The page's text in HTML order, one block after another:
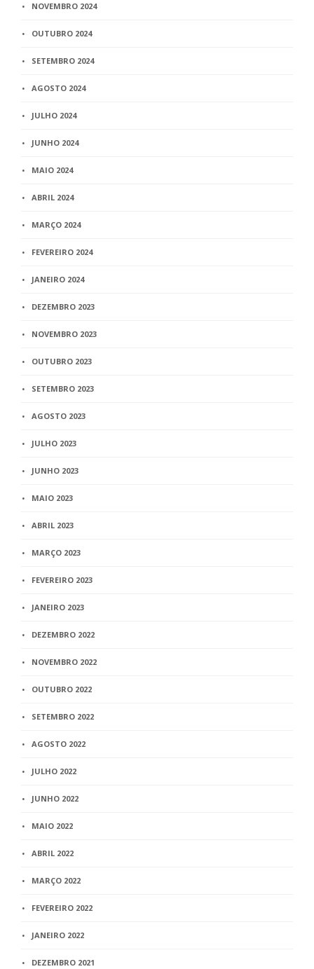
NOVEMBRO 2024
OUTUBRO 2024
SETEMBRO 2024
AGOSTO 2024
JULHO 2024
JUNHO 2024
MAIO 2024
ABRIL 2024
MARÇO 2024
FEVEREIRO 2024
JANEIRO 2024
DEZEMBRO 2023
NOVEMBRO 2023
OUTUBRO 2023
SETEMBRO 2023
AGOSTO 2023
JULHO 2023
JUNHO 2023
MAIO 2023
ABRIL 2023
MARÇO 2023
FEVEREIRO 2023
JANEIRO 2023
DEZEMBRO 2022
NOVEMBRO 2022
OUTUBRO 2022
SETEMBRO 2022
AGOSTO 2022
JULHO 2022
JUNHO 2022
MAIO 2022
ABRIL 2022
MARÇO 2022
FEVEREIRO 2022
JANEIRO 2022
DEZEMBRO 2021